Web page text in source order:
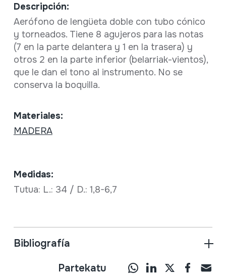
Descripción:
Aerófono de lengüeta doble con tubo cónico
y torneados. Tiene 8 agujeros para las notas
(7 en la parte delantera y 1 en la trasera) y
otros 2 en la parte inferior (belarriak-vientos),
que le dan el tono al instrumento. No se
conserva la boquilla.
Materiales:
MADERA
Medidas:
Tutua: L.: 34 / D.: 1,8-6,7
Bibliografía
Partekatu